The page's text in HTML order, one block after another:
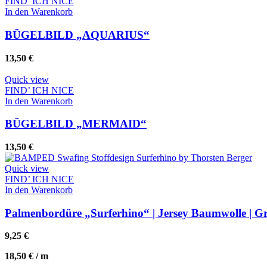
In den Warenkorb
BÜGELBILD „AQUARIUS“
13,50 €
Quick view
FIND’ ICH NICE
In den Warenkorb
BÜGELBILD „MERMAID“
13,50 €
Quick view
FIND’ ICH NICE
In den Warenkorb
Palmenbordüre „Surferhino“ | Jersey Baumwolle |
9,25 €
18,50 € /m